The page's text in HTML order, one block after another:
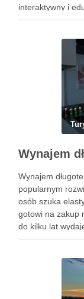
interaktywny i
malowniczy
Wynajem
popularnym
osób szuka
gotowi na zakup
do kilku lat
decyzję, warto